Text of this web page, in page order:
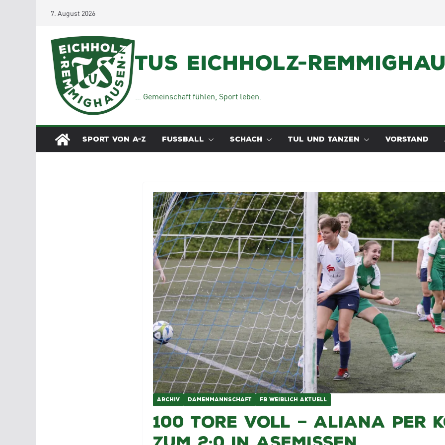
springen
7. August 2026
TuS Eichholz-
… Gemeinschaft fühlen, Sport leben.
SPORT VON A-Z FUSSBALL SCHACH TUL UND TANZEN VORSTAND
ARCHIV DAMENMANNSCHAFT FB WEIBLICH AKTUELL
100 Tore voll – Aliana per